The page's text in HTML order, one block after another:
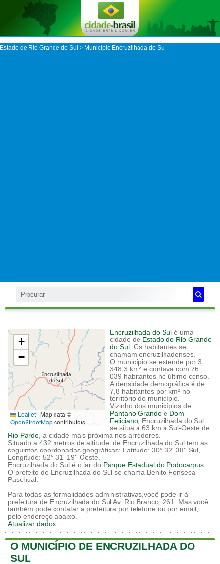
Estado de Rio Grande do Sul > Município Encruzilhada do Sul
+
−
Leaflet | Map data ©
OpenStreetMapcontributors
Encruzilhada do Sul é uma
cidade de Estado do Rio Grande
do Sul . Os habitantes se
chamam encruzilhadenses.
O município se estende por 3
348,3 km² e contava com 26
039 habitantes no último censo.
A densidade demográfica é de
7,8 habitantes por km² no
território do município.
Vizinho dos municípios de
Pantano Grande e Dom
Feliciano, Encruzilhada do Sul
se situa a 63 km a Sul-Oeste de
Rio Pardo, a cidade mais próxima nos arredores.
Situado a 432 metros de altitude, de Encruzilhada do Sul tem as
seguintes coordenadas geográficas: Latitude: 30° 32' 38'' Sul,
Longitude: 52° 31' 19'' Oeste.
Encruzilhada do Sul é o lar do Parque Estadual do Podocarpus.
O prefeito de Encruzilhada do Sul se chama Benito Fonseca
Paschoal.
Para todas as formalidades administrativas,você pode ir à
prefeitura de Encruzilhada do Sul Av. Rio Branco, 261. Mas você
também pode contatar a prefeitura por telefone ou por email,
pelo endereço abaixo.
Atualizar dados.
O MUNICÍPIO DE ENCRUZILHADA DO
SUL